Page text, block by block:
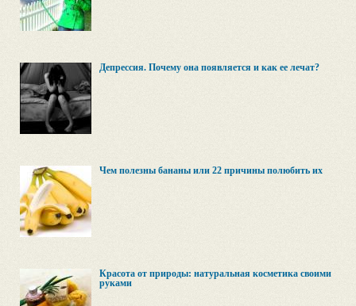
Депрессия. Почему она появляется и как ее лечат?
Чем полезны бананы или 22 причины полюбить их
Красота от природы: натуральная косметика своими
руками